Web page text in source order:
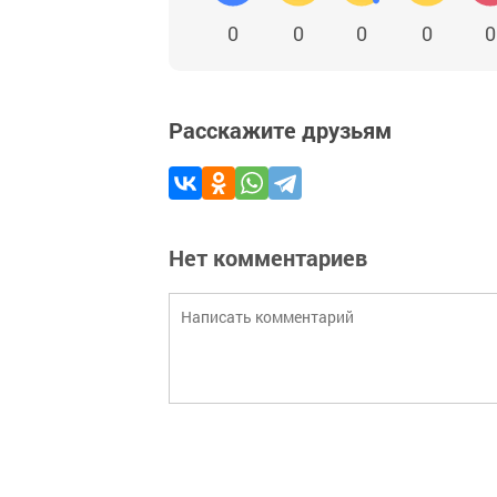
0 0 0 0 0
Расскажите друзьям
Нет комментариев